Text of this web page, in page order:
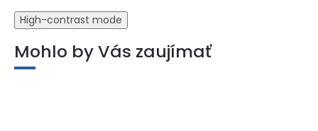
High-contrast mode
Mohlo by Vás zaujímať